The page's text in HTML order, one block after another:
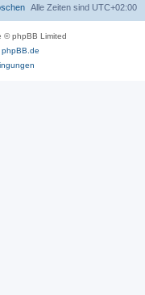
Alle Zeiten sind UTC+02:00
© phpBB Limited
phpBB.de